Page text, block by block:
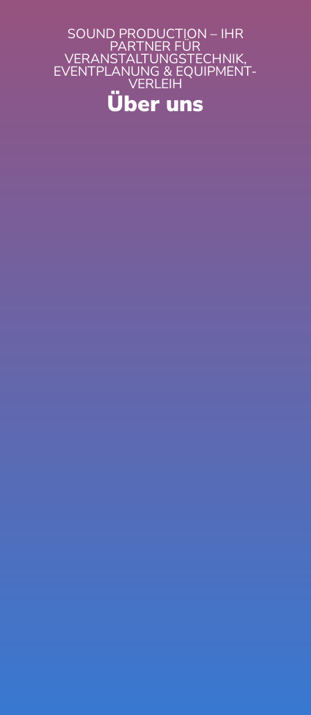
SOUND PRODUCTION – IHR
PARTNER FÜR
VERANSTALTUNGSTECHNIK,
EVENTPLANUNG & EQUIPMENT-
VERLEIH
Über uns